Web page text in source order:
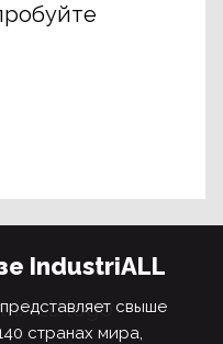
IndustriALL
свыше
странах мира,